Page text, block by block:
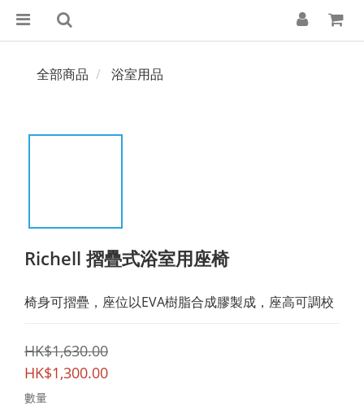
全部商品 浴室用品
Richell 摺疊式浴室用座椅
椅身可摺疊，座位以EVA樹脂合成膠製成，座高可調校
HK$1,630.00
HK$1,300.00
數量